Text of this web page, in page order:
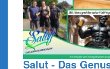
Salut - Das